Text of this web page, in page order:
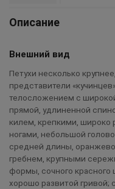
Описание
Внешний вид
Петухи несколько
представители
телосложением с
прямой, удлиненной
килем, крепкими,
ногами, небольшой
средней длины,
гребнем, крупными
формы, сочного красного
хорошо развитой